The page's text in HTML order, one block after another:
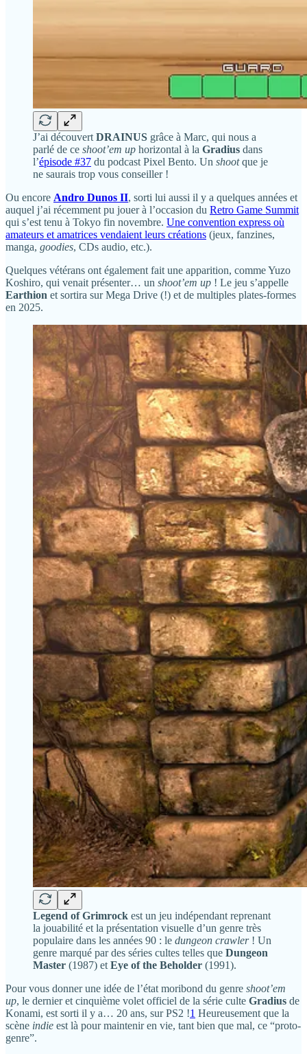
J’ai découvert DRAINUS grâce à Marc, qui nous a
parlé de ce shoot’em up horizontal à la Gradius dans
l’épisode #37 du podcast Pixel Bento. Un shootque je
ne saurais trop vous conseiller !
Ou encore Andro Dunos II, sorti lui aussi il y a quelques années et
auquel j’ai récemment pu jouer à l’occasion du Retro Game Summit
qui s’est tenu à Tokyo fin novembre. Une convention express où
amateurs et amatrices vendaient leurs créations (jeux, fanzines,
manga, goodies, CDs audio, etc.).
Quelques vétérans ont également fait une apparition, comme Yuzo
Koshiro, qui venait présenter… un shoot’em up ! Le jeu s’appelle
Earthion et sortira sur Mega Drive (!) et de multiples plates-formes
en 2025.
Legend of Grimrock est un jeu indépendant reprenant
la jouabilité et la présentation visuelle d’un genre très
populaire dans les années 90 : le dungeon crawler! Un
genre marqué par des séries cultes telles que Dungeon
Master (1987) et Eye of the Beholder (1991).
Pour vous donner une idée de l’état moribond du genre shoot’em
up, le dernier et cinquième volet officiel de la série culte Gradius de
Konami, est sorti il y a… 20 ans, sur PS2 !1 Heureusement que la
scène indie est là pour maintenir en vie, tant bien que mal, ce “proto-
genre”.